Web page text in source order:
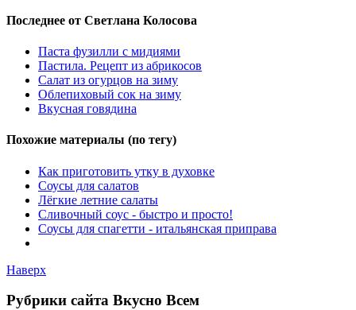
Последнее от Светлана Колосова
Паста фузилли с мидиями
Пастила. Рецепт из абрикосов
Салат из огурцов на зиму
Облепиховый сок на зиму
Вкусная говядина
Похожие материалы (по тегу)
Как приготовить утку в духовке
Соусы для салатов
Лёгкие летние салаты
Сливочный соус - быстро и просто!
Соусы для спагетти - итальянская приправа
Наверх
Рубрики сайта Вкусно Всем